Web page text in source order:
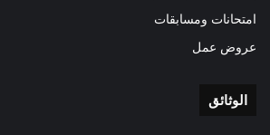
امتحانات ومسابقات
عروض عمل
الوثائق